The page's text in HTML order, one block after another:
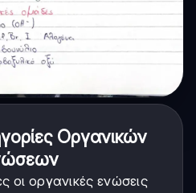
Οργανικών
οργανικές ενώσεις